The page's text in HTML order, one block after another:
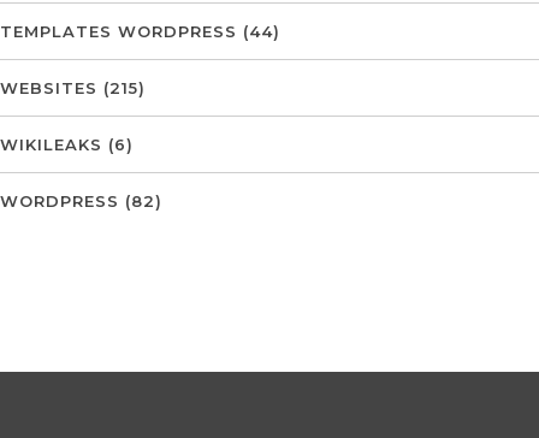
TEMPLATES WORDPRESS (44)
WEBSITES (215)
WIKILEAKS (6)
WORDPRESS (82)